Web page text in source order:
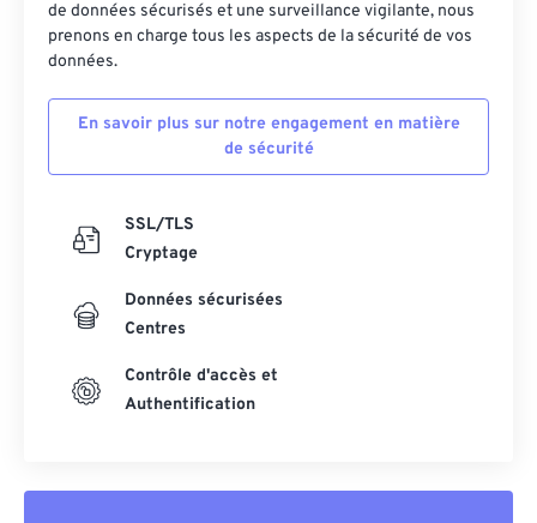
de données sécurisés et une surveillance vigilante, nous
prenons en charge tous les aspects de la sécurité de vos
données.
En savoir plus sur notre engagement en matière
de sécurité
SSL/TLS
Cryptage
Données sécurisées
Centres
Contrôle d'accès et
Authentification